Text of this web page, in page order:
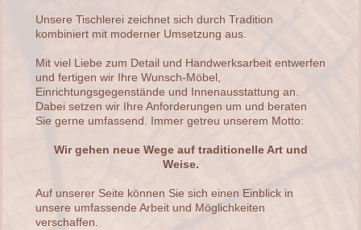
Unsere Tischlerei zeichnet sich durch Tradition
kombiniert mit moderner Umsetzung aus.
Mit viel Liebe zum Detail und Handwerksarbeit entwerfen
und fertigen wir Ihre Wunsch-Möbel,
Einrichtungsgegenstände und Innenausstattung an.
Dabei setzen wir Ihre Anforderungen um und beraten
Sie gerne umfassend. Immer getreu unserem Motto:
Wir gehen neue Wege auf traditionelle Art und
Weise.
Auf unserer Seite können Sie sich einen Einblick in
unsere umfassende Arbeit und Möglichkeiten
verschaffen.